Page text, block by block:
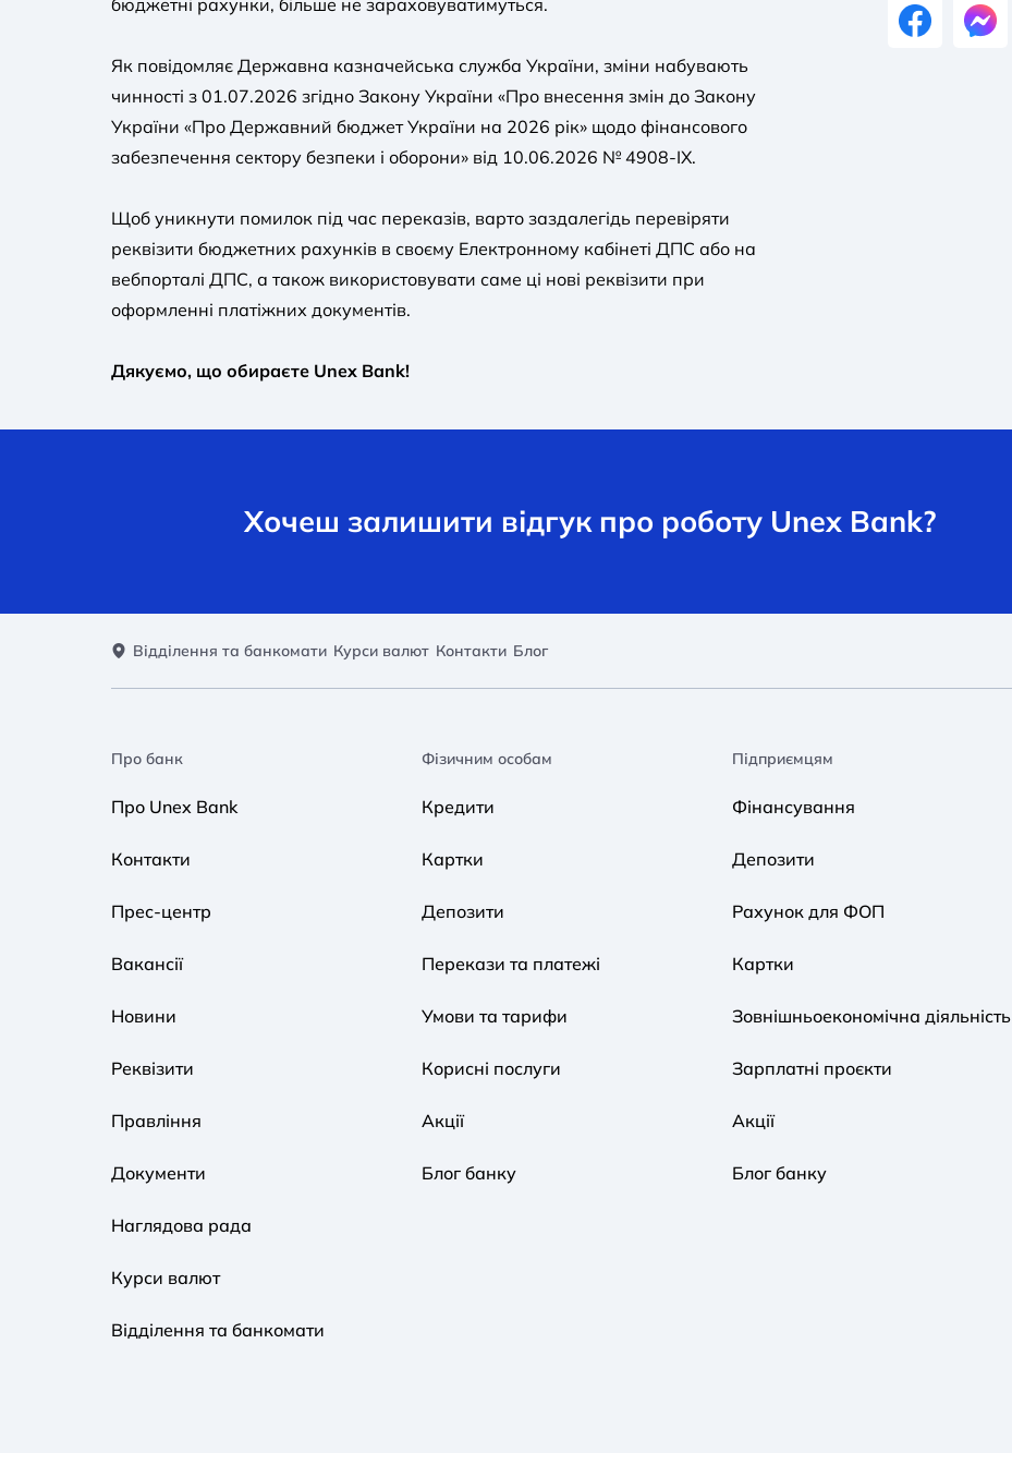
бюджетні рахунки, більше не зараховуватимуться.
Як повідомляє Державна казначейська служба України, зміни набувають
чинності з 01.07.2026 згідно Закону України «Про внесення змін до Закону
України «Про Державний бюджет України на 2026 рік» щодо фінансового
забезпечення сектору безпеки і оборони» від 10.06.2026 № 4908-IX.
Щоб уникнути помилок під час переказів, варто заздалегідь перевіряти
реквізити бюджетних рахунків в своєму Електронному кабінеті ДПС або на
вебпорталі ДПС, а також використовувати саме ці нові реквізити при
оформленні платіжних документів.
Дякуємо, що обираєте Unex Bank!
Хочеш залишити відгук про роботу Unex Bank?
Відділення та банкомати Курси валют Контакти Блог
Про банк
Про Unex Bank
Контакти
Прес-центр
Вакансії
Новини
Реквізити
Правління
Документи
Наглядова рада
Курси валют
Відділення та банкомати
Фізичним особам
Кредити
Картки
Депозити
Перекази та платежі
Умови та тарифи
Корисні послуги
Акції
Блог банку
Підприємцям
Фінансування
Депозити
Рахунок для ФОП
Картки
Зовнішньоекономічна діяльність
Зарплатні проєкти
Акції
Блог банку